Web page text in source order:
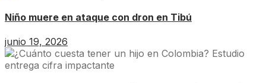
Niño muere en ataque con dron en Tibú
junio 19, 2026